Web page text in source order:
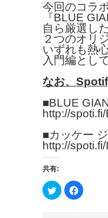
今回のコラ
『BLUE
自ら厳選し
２つのオリ
いずれも熱
入門編とし
なお、
■BLUE
http://spoti.fi/
■カッケー
http://
共有:
ク
リ
Facebook
で